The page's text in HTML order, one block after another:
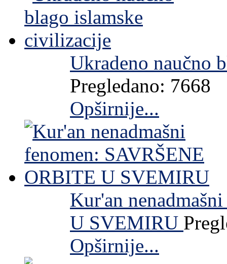
Ukradeno naučno
Pregledano: 7668
Opširnije...
Kur'an
U SVEMIRU
Opširnije...